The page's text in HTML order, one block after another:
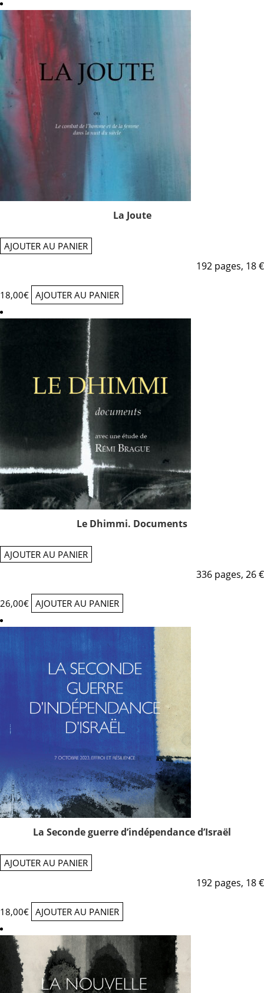
La Joute
AJOUTER AU PANIER
192 pages, 18 €
18,00€ AJOUTER AU PANIER
Le Dhimmi. Documents
AJOUTER AU PANIER
336 pages, 26 €
26,00€ AJOUTER AU PANIER
La Seconde guerre d’indépendance d’Israël
AJOUTER AU PANIER
192 pages, 18 €
18,00€ AJOUTER AU PANIER